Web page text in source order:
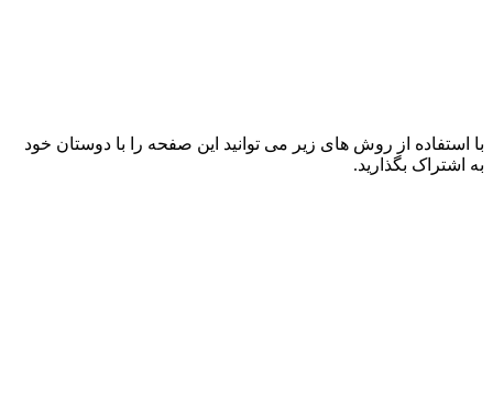
با استفاده از روش های زیر می توانید این صفحه را با دوستان خود
به اشتراک بگذارید.